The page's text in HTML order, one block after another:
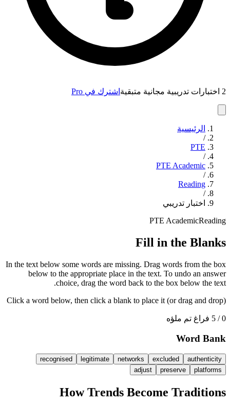
2 اختبارات تدريبية مجانية متبقية اشترك في Pro
الرئيسية
/
PTE
/
PTE Academic
/
Reading
/
اختبار تدريبي
PTE AcademicReading
Fill in the Blanks
In the text below some words are missing. Drag words from the box
below to the appropriate place in the text. To undo an answer
choice, drag the word back to the box below the text.
Click a word below, then click a blank to place it (or drag and drop)
0 / 5 فراغ تم ملؤه
Word Bank
authenticity
excluded
networks
legitimate
recognised
platforms
preserve
adjust
How Trends Become Traditions